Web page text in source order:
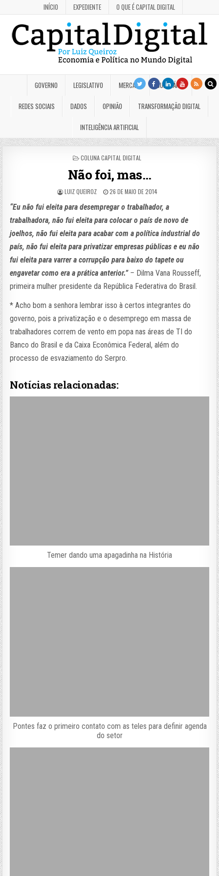
INÍCIO EXPEDIENTE O QUE É CAPITAL DIGITAL
GOVERNO LEGISLATIVO MERCADO JUDICIÁRIO
REDES SOCIAIS DADOS OPINIÃO TRANSFORMAÇÃO DIGITAL
INTELIGÊNCIA ARTIFICIAL
POSTED
COLUNA CAPITAL DIGITAL
Não foi, mas…
LUIZ QUEIROZ 26 DE MAIO DE 2014
“Eu não fui eleita para desempregar o trabalhador, a
trabalhadora, não fui eleita para colocar o país de novo de
joelhos, não fui eleita para acabar com a política industrial do
país, não fui eleita para privatizar empresas públicas e eu não
fui eleita para varrer a corrupção para baixo do tapete ou
engavetar como era a prática anterior.”– Dilma Vana Rousseff,
primeira mulher presidente da República Federativa do Brasil.
* Acho bom a senhora lembrar isso à certos integrantes do
governo, pois a privatização e o desemprego em massa de
trabalhadores correm de vento em popa nas áreas de TI do
Banco do Brasil e da Caixa Econômica Federal, além do
processo de esvaziamento do Serpro.
Notícias relacionadas:
Temer dando uma apagadinha na História
Pontes faz o primeiro contato com as teles para definir agenda
do setor